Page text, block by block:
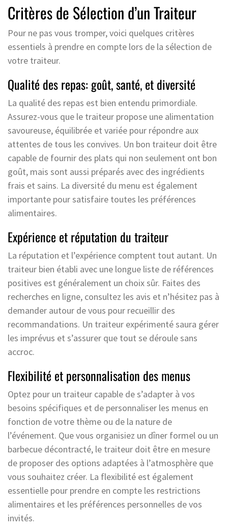
Critères de Sélection d’un Traiteur
Pour ne pas vous tromper, voici quelques critères
essentiels à prendre en compte lors de la sélection de
votre traiteur.
Qualité des repas: goût, santé, et diversité
La qualité des repas est bien entendu primordiale.
Assurez-vous que le traiteur propose une alimentation
savoureuse, équilibrée et variée pour répondre aux
attentes de tous les convives. Un bon traiteur doit être
capable de fournir des plats qui non seulement ont bon
goût, mais sont aussi préparés avec des ingrédients
frais et sains. La diversité du menu est également
importante pour satisfaire toutes les préférences
alimentaires.
Expérience et réputation du traiteur
La réputation et l’expérience comptent tout autant. Un
traiteur bien établi avec une longue liste de références
positives est généralement un choix sûr. Faites des
recherches en ligne, consultez les avis et n’hésitez pas à
demander autour de vous pour recueillir des
recommandations. Un traiteur expérimenté saura gérer
les imprévus et s’assurer que tout se déroule sans
accroc.
Flexibilité et personnalisation des menus
Optez pour un traiteur capable de s’adapter à vos
besoins spécifiques et de personnaliser les menus en
fonction de votre thème ou de la nature de
l’événement. Que vous organisiez un dîner formel ou un
barbecue décontracté, le traiteur doit être en mesure
de proposer des options adaptées à l’atmosphère que
vous souhaitez créer. La flexibilité est également
essentielle pour prendre en compte les restrictions
alimentaires et les préférences personnelles de vos
invités.